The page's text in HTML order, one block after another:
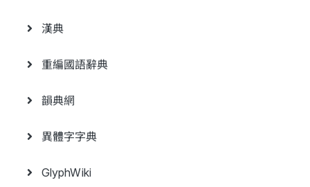
漢典
重編國語辭典
韻典網
異體字字典
GlyphWiki